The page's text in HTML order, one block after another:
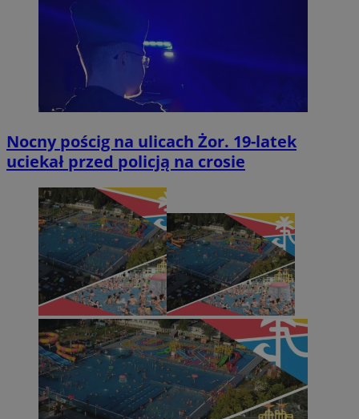
Nocny pościg na ulicach Żor. 19-latek
uciekał przed policją na crosie